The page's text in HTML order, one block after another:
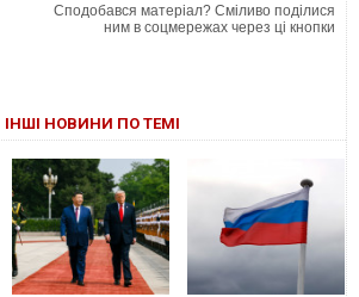
Сподобався матеріал? Сміливо поділися
ним в соцмережах через ці кнопки
ІНШІ НОВИНИ ПО ТЕМІ